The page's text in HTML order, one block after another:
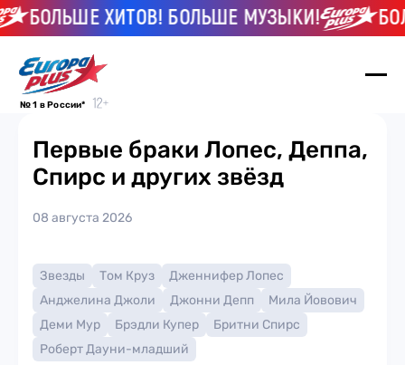
БОЛЬШЕ ХИТОВ! БОЛЬШЕ МУЗЫКИ!
№ 1 в России*
Первые браки Лопес, Деппа,
Спирс и других звёзд
08 августа 2026
Звезды Том Круз
Дженнифер Лопес
Анджелина Джоли
Джонни Депп
Мила Йовович
Деми Мур
Брэдли Купер
Бритни Спирс
Роберт Дауни-младший